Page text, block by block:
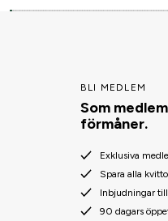
BLI MEDLEM
Som
förmåner.
Exklusiva
Spara alla
Inbjudningar
90 dagars